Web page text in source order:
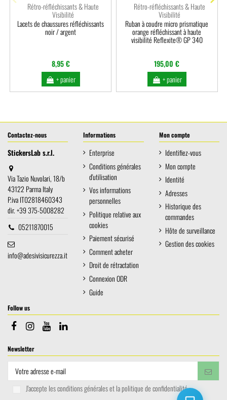
Rétro-réfléchissants & Haute
Visibilité
Lacets de chaussures réfléchissants
noir / argent
8,95 €
+ panier
Rétro-réfléchissants & Haute
Visibilité
Ruban à coudre micro prismatique
orange réfléchissant à haute
visibilité Reflexite® GP 340
195,00 €
+ panier
Contactez-nous
StickersLab s.r.l.
Via Tazio Nuvolari, 18/b
43122 Parma Italy
P.iva IT02818460343
dir. +39 375-5008282
05211870015
info@adesivisicurezza.it
Informations
Enterprise
Conditions générales
d'utilisation
Vos informations
personnelles
Politique relative aux
cookies
Paiement sécurisé
Comment acheter
Droit de rétractation
Connexion ODR
Guide
Mon compte
Identifiez-vous
Mon compte
Identité
Adresses
Historique des
commandes
Hôte de surveillance
Gestion des cookies
Follow us
Newsletter
J'accepte les conditions générales et la politique de confidentialité